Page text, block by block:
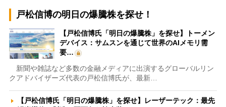
戸松信博の明日の爆騰株を探せ！
【戸松信博氏「明日の爆騰株」を探せ】トーメン
デバイス：サムスンを通じて世界のAIメモリ需
要…
新聞や雑誌など多数の金融メディアに出演するグローバルリン
クアドバイザーズ代表の戸松信博氏が、最新…
【戸松信博氏「明日の爆騰株」を探せ】レーザーテック：最先